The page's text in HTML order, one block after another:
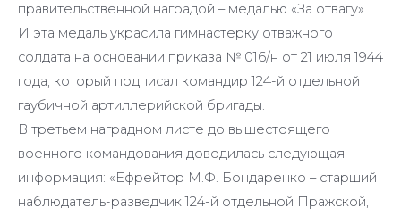
правительственной наградой – медалью «За отвагу».
И эта медаль украсила гимнастерку отважного
солдата на основании приказа № 016/н от 21 июля 1944
года, который подписал командир 124-й отдельной
гаубичной артиллерийской бригады.
В третьем наградном листе до вышестоящего
военного командования доводилась следующая
информация: «Ефрейтор М.Ф. Бондаренко – старший
наблюдатель-разведчик 124-й отдельной Пражской,